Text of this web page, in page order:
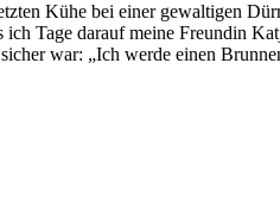
Kühe bei einer gewaltigen
Tage darauf meine Freundin
war: „Ich werde einen